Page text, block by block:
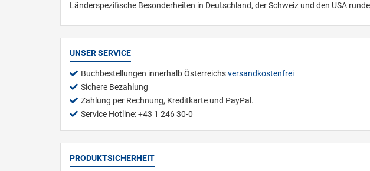
Länderspezifische Besonderheiten in Deutschland, der Schweiz und den USA
UNSER SERVICE
Buchbestellungen innerhalb Österreichsversandkostenfrei
Sichere Bezahlung
Zahlung per Rechnung, Kreditkarte und PayPal.
Service Hotline: +43 1 246 30-0
PRODUKTSICHERHEIT